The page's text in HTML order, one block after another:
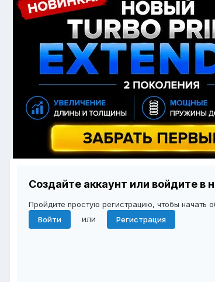
Создайте аккаунт или войдите в
Пройдите простую регистрацию, чтобы начать
Войти
или Регистрация